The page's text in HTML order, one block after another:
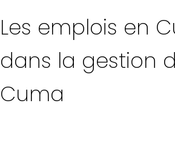
Les emplois en
dans la gestion
Cuma